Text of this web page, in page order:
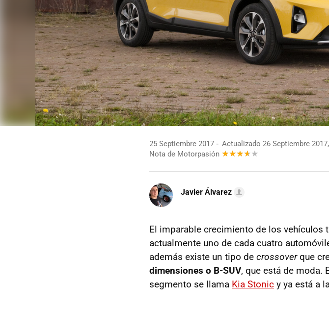
25 Septiembre 2017
Actualizado 26 Septiembre
Nota de Motorpasión
Javier Álvarez
El imparable crecimiento de los vehículos
actualmente uno de cada cuatro
además existe un tipo de crossoverque
dimensiones o B-SUV, que está de moda.
segmento se llama Kia Stonic y ya está a